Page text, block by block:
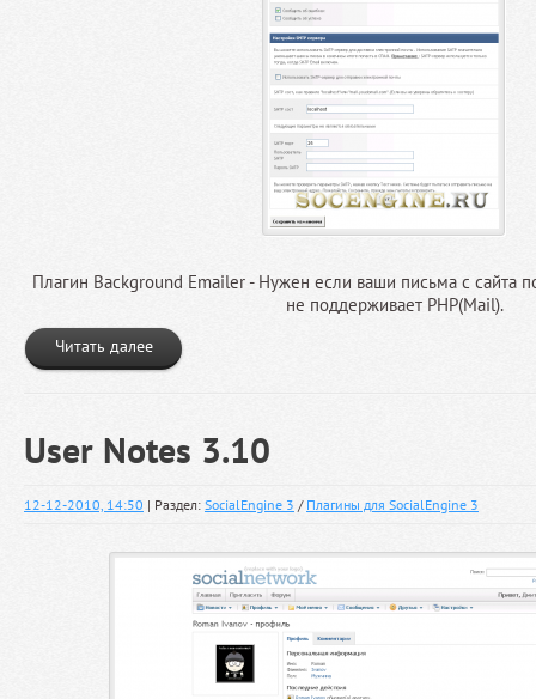
Плагин Background Emailer - Нужен если ваши письма с сайта
не поддерживает PHP(Mail).
Читать далее
User Notes 3.10
12-12-2010, 14:50 | Раздел: SocialEngine 3 / Плагины для SocialEngine 3